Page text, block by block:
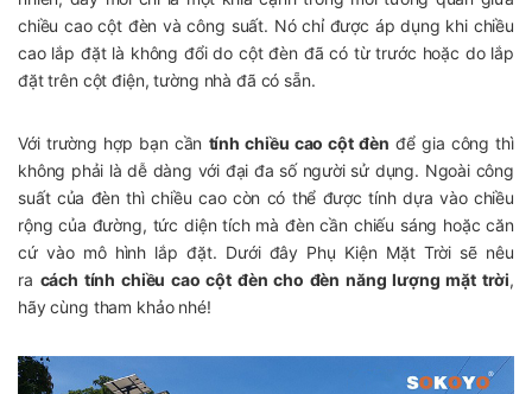
chiều cao cột đèn và công suất. Nó chỉ được áp dụng khi chiều
cao lắp đặt là không đổi do cột đèn đã có từ trước hoặc do lắp
đặt trên cột điện, tường nhà đã có sẵn.
Với trường hợp bạn cần tính chiều cao cột đèn để gia công thì
không phải là dễ dàng với đại đa số người sử dụng. Ngoài công
suất của đèn thì chiều cao còn có thể được tính dựa vào chiều
rộng của đường, tức diện tích mà đèn cần chiếu sáng hoặc căn
cứ vào mô hình lắp đặt. Dưới đây Phụ Kiện Mặt Trời sẽ nêu
ra cách tính chiều cao cột đèn cho đèn năng lượng mặt trời,
hãy cùng tham khảo nhé!